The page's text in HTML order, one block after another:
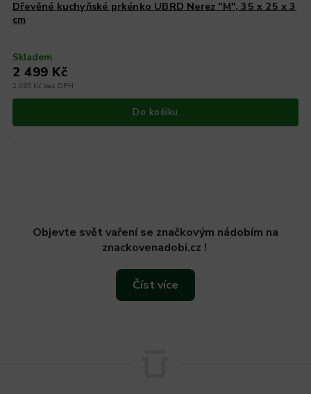
Dřevěné kuchyňské prkénko UBRD Nerez "M", 35 x 25 x 3
cm
Skladem
2 065 Kč bez DPH
2 499 Kč
Do košíku
Objevte svět vaření se značkovým nádobím na
znackovenadobi.cz !
Číst více